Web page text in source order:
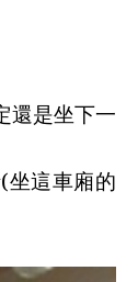
還是坐下一
(坐這車廂的